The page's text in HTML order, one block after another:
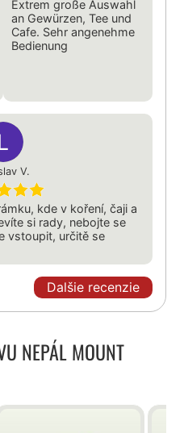
Extrem große Auswahl
an Gewürzen, Tee und
Cafe. Sehr angenehme
Bedienung
V.
kde v koření, čaji a
si rady, nebojte se
vstoupit, určitě se
Dalšie recenzie
NEPÁL MOUNT